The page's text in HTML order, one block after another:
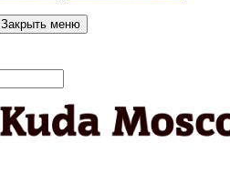
Закрыть меню